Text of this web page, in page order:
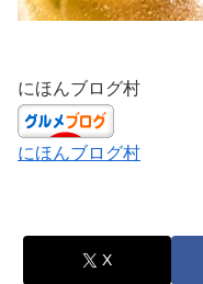
にほんブログ村
にほんブログ村
X